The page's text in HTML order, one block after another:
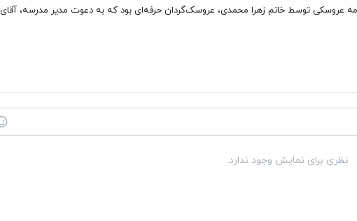
عروسکی توسط خانم زهرا محمدی، عروسک‌گردان حرفه‌ای بود که به دعوت مدیر مدرسه، آقای
نظری برای نمایش وجود ندارد.